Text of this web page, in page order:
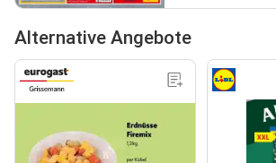
Alternative Angebote